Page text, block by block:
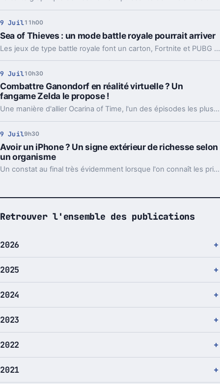
9 Juil11h00
Sea of Thieves : un mode battle royale pourrait arriver
Les jeux de type battle royale font un carton, Fortnite et PUBG en tête. Nombreux sont les développeurs à vouloir en proposer. Et si un tel mode débarquait dans Sea of Thieves ?
9 Juil10h30
Combattre Ganondorf en réalité virtuelle ? Un
fangame Zelda le propose !
Une manière d'allier Ocarina of Time, l'un des épisodes les plus appréciés, avec la réalité virtuelle.
9 Juil9h30
Avoir un iPhone ? Un signe extérieur de richesse selon
un organisme
Un constat au final très évidemment lorsque l'on connaît les prix pratiqués par Apple.
Retrouver l'ensemble des publications
2026
2025
2024
2023
2022
2021